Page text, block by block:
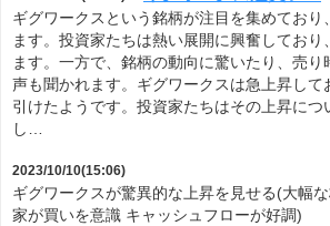
ギグワークスという銘柄が注目を集めてお
ます。投資家たちは熱い展開に興奮してお
ます。一方で、銘柄の動向に驚いたり、売り
声も聞かれます。ギグワークスは急上昇し
引けたようです。投資家たちはその上昇につ
し…
2023/10/10(15:06)
ギグワークスが驚異的な上昇を見せる(大幅
家が買いを意識 キャッシュフローが好調)